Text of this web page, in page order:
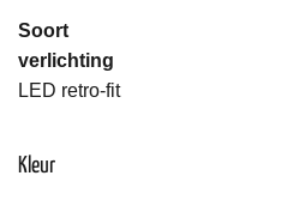
Soort
verlichting
LED retro-fit
Kleur